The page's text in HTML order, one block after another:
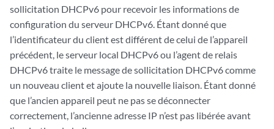
sollicitation DHCPv6 pour recevoir les informations de
configuration du serveur DHCPv6. Étant donné que
l’identificateur du client est différent de celui de l’appareil
précédent, le serveur local DHCPv6 ou l’agent de relais
DHCPv6 traite le message de sollicitation DHCPv6 comme
un nouveau client et ajoute la nouvelle liaison. Étant donné
que l’ancien appareil peut ne pas se déconnecter
correctement, l’ancienne adresse IP n’est pas libérée avant